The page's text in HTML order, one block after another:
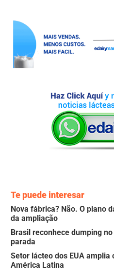
Te puede interesar
Nova fábrica? Não. O plano
da ampliação
Brasil reconhece dumping
parada
Setor lácteo dos EUA
América Latina